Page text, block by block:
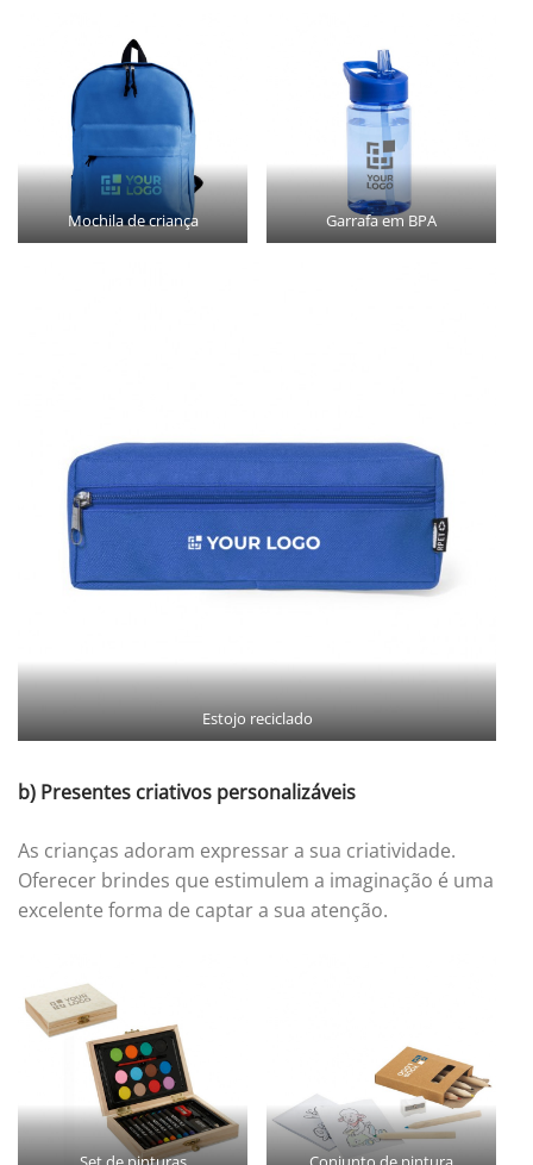
Mochila de criança Garrafa em BPA
Estojo reciclado
b) Presentes criativos personalizáveis
As crianças adoram expressar a sua criatividade.
Oferecer brindes que estimulem a imaginação é uma
excelente forma de captar a sua atenção.